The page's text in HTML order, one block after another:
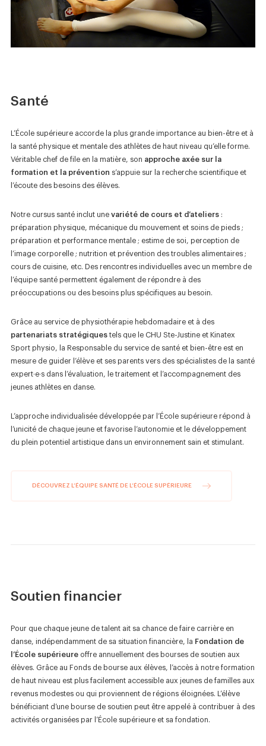
Santé
L’École supérieure accorde la plus grande importance au bien-être et à
la santé physique et mentale des athlètes de haut niveau qu’elle forme.
Véritable chef de file en la matière, son approche axée sur la
formation et la prévention s’appuie sur la recherche scientifique et
l’écoute des besoins des élèves.
Notre cursus santé inclut une variété de cours et d’ateliers :
préparation physique, mécanique du mouvement et soins de pieds ;
préparation et performance mentale ; estime de soi, perception de
l’image corporelle ; nutrition et prévention des troubles alimentaires ;
cours de cuisine, etc. Des rencontres individuelles avec un membre de
l’équipe santé permettent également de répondre à des
préoccupations ou des besoins plus spécifiques au besoin.
Grâce au service de physiothérapie hebdomadaire et à des
partenariats stratégiques tels que le CHU Ste-Justine et Kinatex
Sport physio, la Responsable du service de santé et bien-être est en
mesure de guider l’élève et ses parents vers des spécialistes de la santé
expert·e·s dans l’évaluation, le traitement et l’accompagnement des
jeunes athlètes en danse.
L’approche individualisée développée par l’École supérieure répond à
l’unicité de chaque jeune et favorise l’autonomie et le développement
du plein potentiel artistique dans un environnement sain et stimulant.
DÉCOUVREZ L’ÉQUIPE SANTÉ DE L’ÉCOLE SUPÉRIEURE
Soutien financier
Pour que chaque jeune de talent ait sa chance de faire carrière en
danse, indépendamment de sa situation financière, la Fondation de
l’École supérieure offre annuellement des bourses de soutien aux
élèves. Grâce au Fonds de bourse aux élèves, l’accès à notre formation
de haut niveau est plus facilement accessible aux jeunes de familles aux
revenus modestes ou qui proviennent de régions éloignées. L’élève
bénéficiant d’une bourse de soutien peut être appelé à contribuer à des
activités organisées par l’École supérieure et sa fondation.